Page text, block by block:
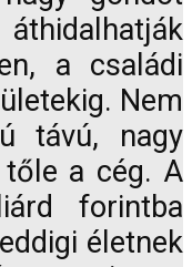
a családi
Nem
távú, nagy
a cég. A
forintba
életnek